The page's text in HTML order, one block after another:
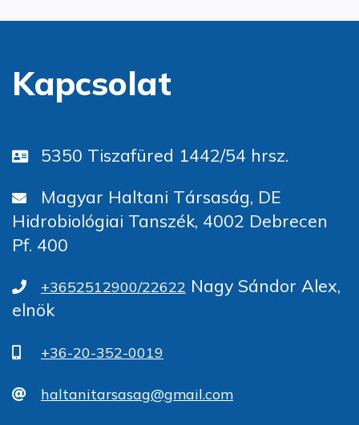
Kapcsolat
5350 Tiszafüred 1442/54 hrsz.
Magyar Haltani Társaság, DE
Hidrobiológiai Tanszék, 4002 Debrecen
Pf. 400
+3652512900/22622 Nagy Sándor Alex,
elnök
+36-20-352-0019
haltanitarsasag@gmail.com